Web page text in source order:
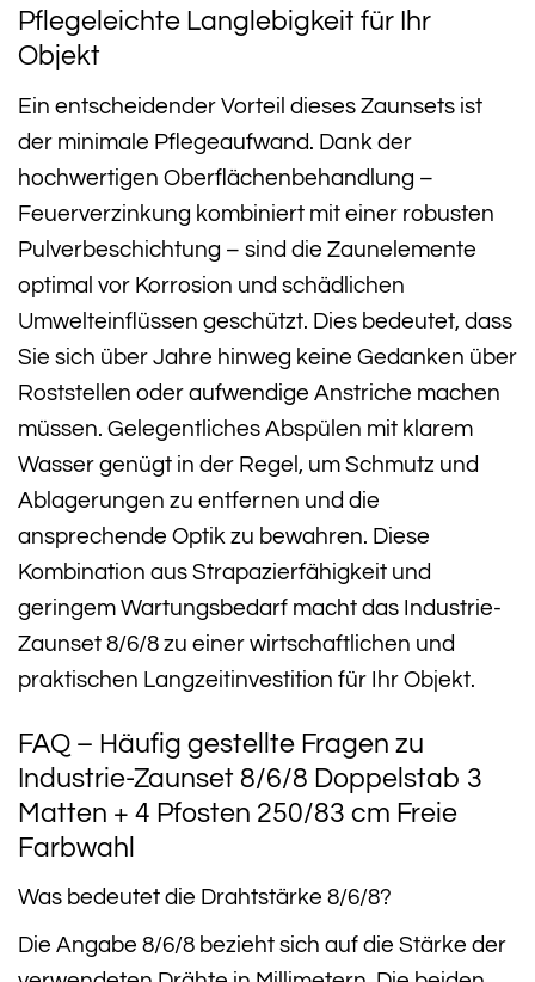
Pflegeleichte Langlebigkeit für Ihr
Objekt
Ein entscheidender Vorteil dieses Zaunsets ist
der minimale Pflegeaufwand. Dank der
hochwertigen Oberflächenbehandlung –
Feuerverzinkung kombiniert mit einer robusten
Pulverbeschichtung – sind die Zaunelemente
optimal vor Korrosion und schädlichen
Umwelteinflüssen geschützt. Dies bedeutet, dass
Sie sich über Jahre hinweg keine Gedanken über
Roststellen oder aufwendige Anstriche machen
müssen. Gelegentliches Abspülen mit klarem
Wasser genügt in der Regel, um Schmutz und
Ablagerungen zu entfernen und die
ansprechende Optik zu bewahren. Diese
Kombination aus Strapazierfähigkeit und
geringem Wartungsbedarf macht das Industrie-
Zaunset 8/6/8 zu einer wirtschaftlichen und
praktischen Langzeitinvestition für Ihr Objekt.
FAQ – Häufig gestellte Fragen zu
Industrie-Zaunset 8/6/8 Doppelstab 3
Matten + 4 Pfosten 250/83 cm Freie
Farbwahl
Was bedeutet die Drahtstärke 8/6/8?
Die Angabe 8/6/8 bezieht sich auf die Stärke der